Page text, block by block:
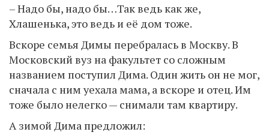
– Надо бы, надо бы…Так ведь как же,
Хлашенька, это ведь и её дом тоже.
Вскоре семья Димы перебралась в Москву. В
Московский вуз на факультет со сложным
названием поступил Дима. Один жить он не мог,
сначала с ним уехала мама, а вскоре и отец. Им
тоже было нелегко — снимали там квартиру.
А зимой Дима предложил: